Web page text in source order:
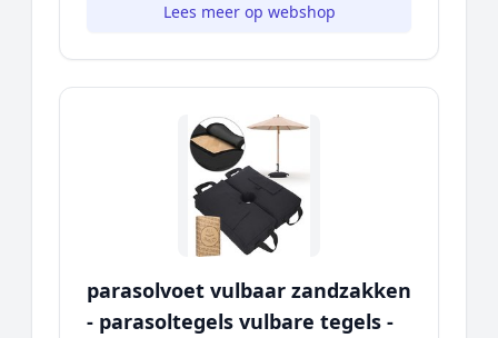
Lees meer op webshop
parasolvoet vulbaar zandzakken
- parasoltegels vulbare tegels -